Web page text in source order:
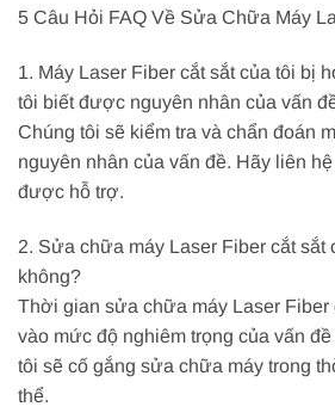
5 Câu Hỏi FAQ Về Sửa Chữa Máy
1. Máy Laser Fiber cắt sắt của tôi bị
tôi biết được nguyên nhân của vấn
Chúng tôi sẽ kiểm tra và chẩn đoán
nguyên nhân của vấn đề. Hãy liên
được hỗ trợ.
2. Sửa chữa máy Laser Fiber cắt sắt
không?
Thời gian sửa chữa máy Laser Fiber
vào mức độ nghiêm trọng của vấn
tôi sẽ cố gắng sửa chữa máy trong
thể.